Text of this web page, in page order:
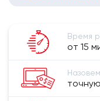
Время
от 15
Назовем